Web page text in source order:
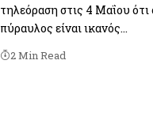
τηλεόραση στις 4 Μαΐου ότι
πύραυλος είναι ικανός…
2 Min Read